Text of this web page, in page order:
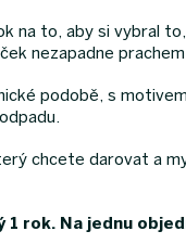
na to, aby si vybral
nezapadne
podobě, s
chcete darovat a
1 rok. Na jednu